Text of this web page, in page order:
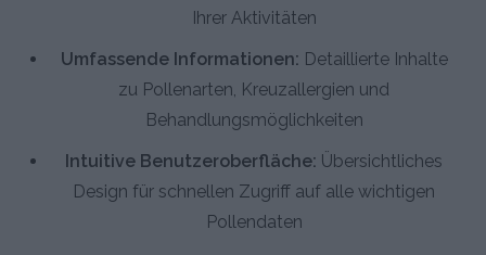
Ihrer Aktivitäten
Umfassende Informationen: Detaillierte Inhalte
zu Pollenarten, Kreuzallergien und
Behandlungsmöglichkeiten
Intuitive Benutzeroberfläche: Übersichtliches
Design für schnellen Zugriff auf alle wichtigen
Pollendaten